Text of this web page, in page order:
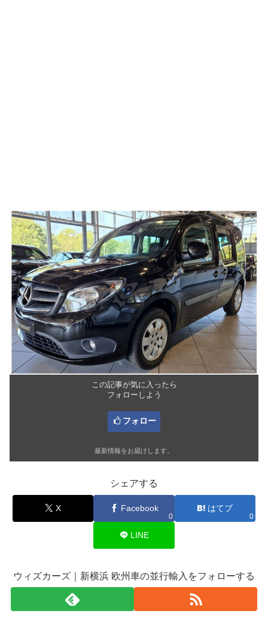
この記事が気に入ったら
フォローしよう
フォロー
最新情報をお届けします。
シェアする
X Facebook
0
はてブ
0
LINE
ウィズカーズ｜新横浜 欧州車の並行輸入をフォローする